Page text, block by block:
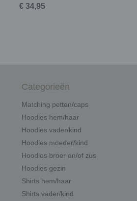
€ 34,95
Categorieën
Matching petten/caps
Hoodies hem/haar
Hoodies vader/kind
Hoodies moeder/kind
Hoodies broer en/of zus
Hoodies gezin
Shirts hem/haar
Shirts vader/kind